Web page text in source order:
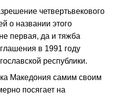
четвертьвекового
о названии этого
первая, да и тяжба
в 1991 году
республики.
Македония самим своим
посягает на